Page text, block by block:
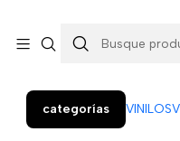
categorías VINILOS